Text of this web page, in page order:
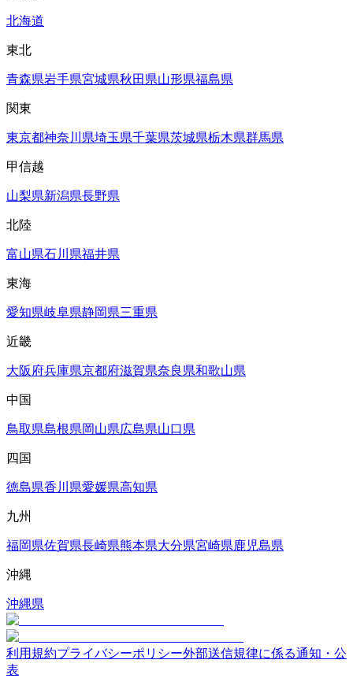
北海道
東北
青森県岩手県宮城県秋田県山形県福島県
関東
東京都神奈川県埼玉県千葉県茨城県栃木県群馬県
甲信越
山梨県新潟県長野県
北陸
富山県石川県福井県
東海
愛知県岐阜県静岡県三重県
近畿
大阪府兵庫県京都府滋賀県奈良県和歌山県
中国
鳥取県島根県岡山県広島県山口県
四国
徳島県香川県愛媛県高知県
九州
福岡県佐賀県長崎県熊本県大分県宮崎県鹿児島県
沖縄
沖縄県
利用規約プライバシーポリシー外部送信規律に係る通知・公
表